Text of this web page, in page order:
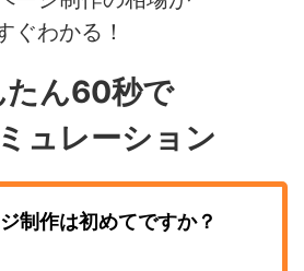
ぐわかる！
たん60秒で
ュレーション
制作は初めてですか？